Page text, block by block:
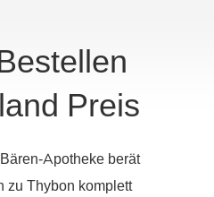
Preis
Apotheke berät
zu Thybon komplett